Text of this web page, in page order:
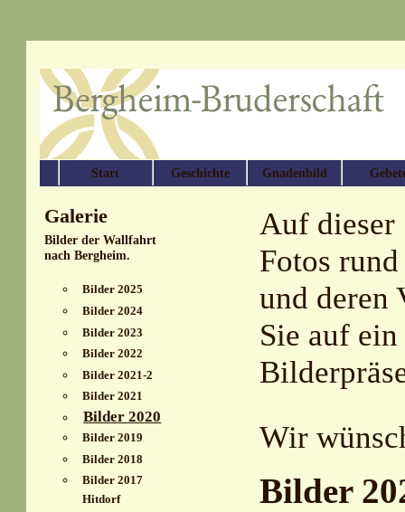
Start Geschichte Gnadenbild
Galerie
Bilder der Wallfahrt
nach Bergheim.
Bilder 2025
Bilder 2024
Bilder 2023
Bilder 2022
Bilder 2021-2
Bilder 2021
Bilder 2020
Bilder 2019
Bilder 2018
Bilder 2017
Hitdorf
Auf dieser
Fotos
und deren
Sie auf
Wir
Bilder